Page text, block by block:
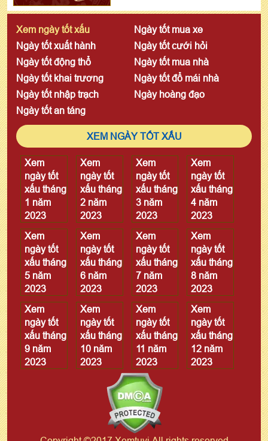
Xem ngày tốt xấu
Ngày tốt mua xe
Ngày tốt xuất hành
Ngày tốt cưới hỏi
Ngày tốt động thổ
Ngày tốt mua nhà
Ngày tốt khai trương
Ngày tốt đổ mái nhà
Ngày tốt nhập trạch
Ngày hoàng đạo
Ngày tốt an táng
XEM NGÀY TỐT XẤU
Xem
ngày tốt
xấu tháng
1 năm
2023
Xem
ngày tốt
xấu tháng
2 năm
2023
Xem
ngày tốt
xấu tháng
3 năm
2023
Xem
ngày tốt
xấu tháng
4 năm
2023
Xem
ngày tốt
xấu tháng
5 năm
2023
Xem
ngày tốt
xấu tháng
6 năm
2023
Xem
ngày tốt
xấu tháng
7 năm
2023
Xem
ngày tốt
xấu tháng
8 năm
2023
Xem
ngày tốt
xấu tháng
9 năm
2023
Xem
ngày tốt
xấu tháng
10 năm
2023
Xem
ngày tốt
xấu tháng
11 năm
2023
Xem
ngày tốt
xấu tháng
12 năm
2023